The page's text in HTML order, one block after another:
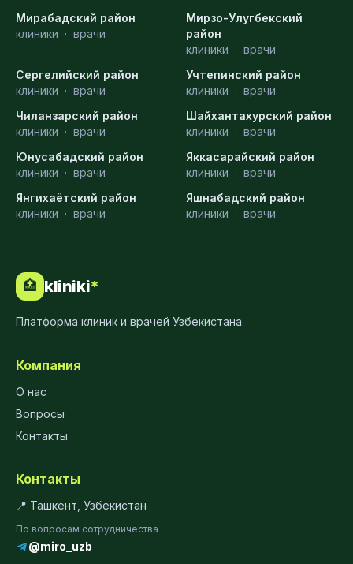
Мирабадский район
клиники · врачи
Мирзо-Улугбекский
район
клиники · врачи
Сергелийский район
клиники · врачи
Учтепинский район
клиники · врачи
Чиланзарский район
клиники · врачи
Шайхантахурский район
клиники · врачи
Юнусабадский район
клиники · врачи
Яккасарайский район
клиники · врачи
Янгихаётский район
клиники · врачи
Яшнабадский район
клиники · врачи
🏥 kliniki*
Платформа клиник и врачей Узбекистана.
Компания
О нас
Вопросы
Контакты
Контакты
📍 Ташкент, Узбекистан
По вопросам сотрудничества
@miro_uzb